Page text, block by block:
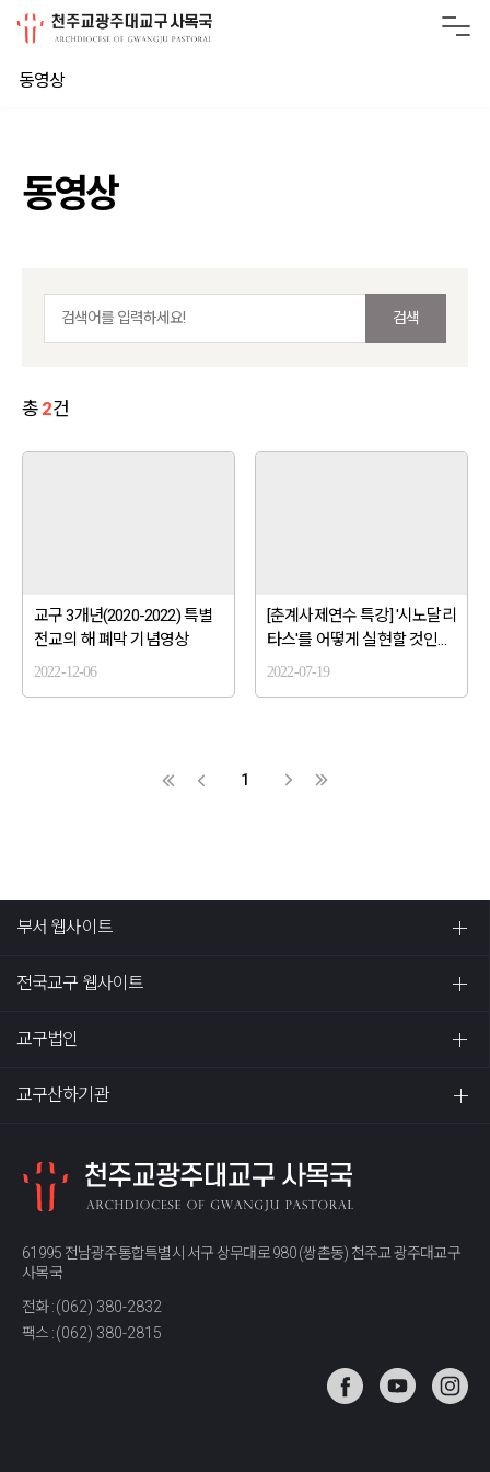
동영상
동영상
검색
총 2건
교구 3개년(2020-2022) 특별
전교의 해 폐막 기념영상
2022-12-06
[춘계사제연수 특강] '시노달리
타스'를 어떻게 실현할 것인
가? - 춘천교구 김도형 스테파
2022-07-19
1
부서 웹사이트
전국교구 웹사이트
교구법인
교구산하기관
61995 전남광주통합특별시 서구 상무대로 980 (쌍촌동) 천주교 광주대교구
사목국
전화 :(062) 380-2832
팩스 :(062) 380-2815